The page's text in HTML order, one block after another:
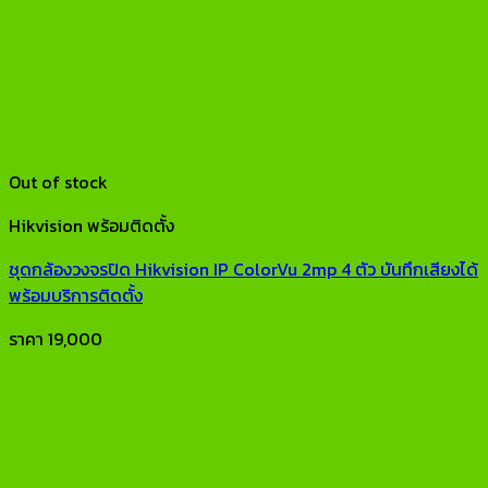
Out of stock
Hikvision พร้อมติดตั้ง
ชุดกล้องวงจรปิด Hikvision IP ColorVu 2mp 4 ตัว บันทึกเสียงได้
พร้อมบริการติดตั้ง
ราคา 19,000